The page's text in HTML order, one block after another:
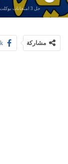
حل 3 امتحانات بوكلت ميرسي للثانوية العامة في اللغة الفرنسية - فرنشاوي Booklet Merci 2019
مشاركة